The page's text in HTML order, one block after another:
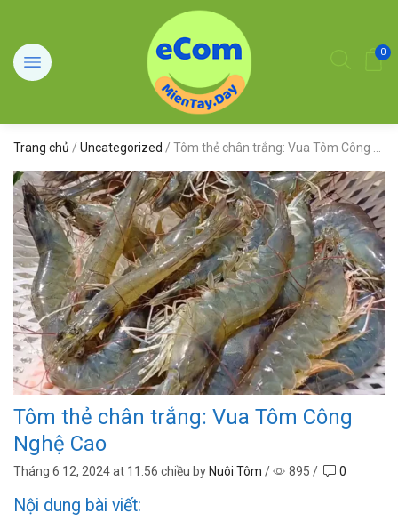
0
Trang chủ / Uncategorized / Tôm thẻ chân trắng: Vua Tôm Công Nghệ Cao
Tôm thẻ chân trắng: Vua Tôm Công
Nghệ Cao
Tháng 6 12, 2024at 11:56 chiều by Nuôi Tôm / 895 / 0
Nội dung bài viết: